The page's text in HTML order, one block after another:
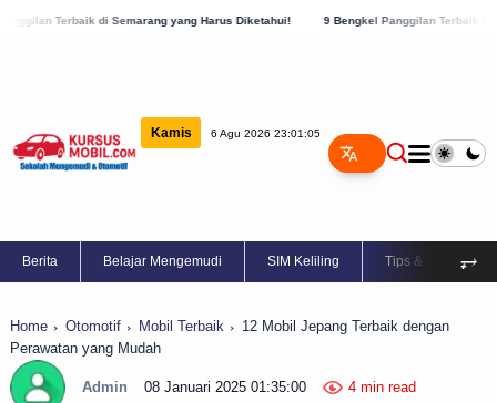
di Semarang yang Harus Diketahui! 9 Bengkel Panggilan Terbaik di Kabupaten
Kamis 6 Agu 2026 23:01:06
Berita Belajar Mengemudi SIM Keliling Tips & Trik ⥅
Home Otomotif Mobil Terbaik
12 Mobil Jepang Terbaik dengan
Perawatan yang Mudah
Admin 08 Januari 2025 01:35:00 4 min read